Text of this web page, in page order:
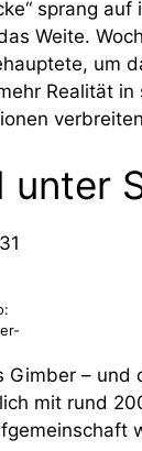
sprang auf
Weite.
um
Realität in
unter
Gimber – und
mit rund